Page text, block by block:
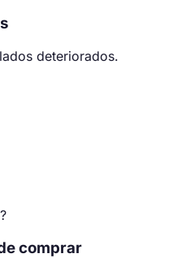
deteriorados.
comprar